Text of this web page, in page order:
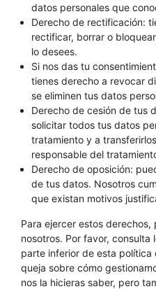
datos personales que
Derecho de rectificación:
rectificar, borrar o
lo desees.
Si nos das tu
tienes derecho a revocar
se eliminen tus datos
Derecho de cesión de tus
solicitar todos tus datos
tratamiento y a
responsable del
Derecho de oposición:
de tus datos. Nosotros
que existan motivos
Para ejercer estos
nosotros. Por favor,
parte inferior de esta política
queja sobre cómo
nos la hicieras saber, pero